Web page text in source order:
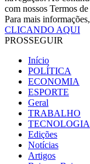
com nossos Termos
Para mais informações,
CLICANDO AQUI
PROSSEGUIR
Início
POLÍTICA
ECONOMIA
ESPORTE
Geral
TRABALHO
TECNOLOGIA
Edições
Notícias
Artigos